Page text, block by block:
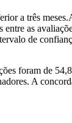
a três
entre as
de
foram de
A